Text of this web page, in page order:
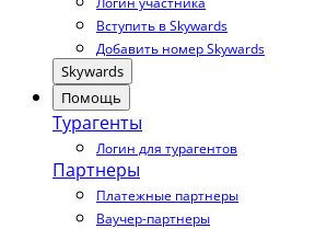
Вступить в Skywards
Добавить номер Skywards
Skywards
Помощь
Турагенты
Логин для турагентов
Партнеры
Платежные партнеры
Ваучер-партнеры